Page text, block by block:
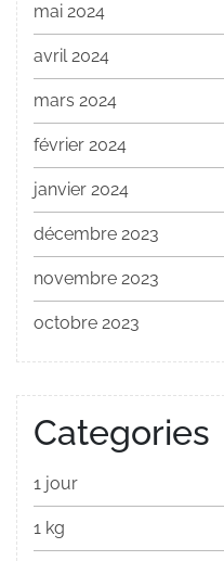
mai 2024
avril 2024
mars 2024
février 2024
janvier 2024
décembre 2023
novembre 2023
octobre 2023
Categories
1 jour
1 kg